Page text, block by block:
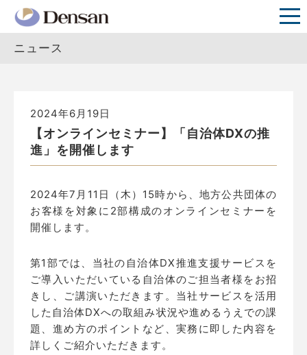
ニュース
2024年6月19日
【オンラインセミナー】「自治体DXの推
進」を開催します
2024年7月11日（木）15時から、地方公共団体の
お客様を対象に2部構成のオンラインセミナーを
開催します。
第1部では、当社の自治体DX推進支援サービスを
ご導入いただいている自治体のご担当者様をお招
きし、ご講演いただきます。当社サービスを活用
した自治体DXへの取組み状況や進めるうえでの課
題、進め方のポイントなど、実務に即した内容を
詳しくご紹介いただきます。